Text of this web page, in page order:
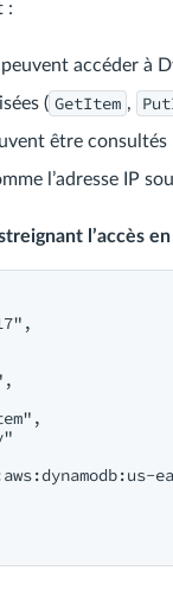
:
accéder à
( GetItem ,
être consultés
l’adresse IP
l’accès